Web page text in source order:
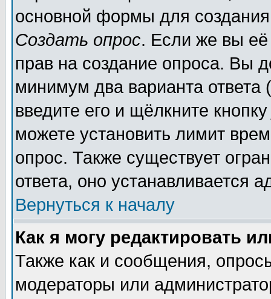
основной формы для
Создать опрос. Если же вы её
прав на создание опроса. Вы
минимум два варианта ответа
введите его и щёлкните
можете установить лимит
опрос. Также существует
ответа, оно устанавливается
Вернуться к началу
Как я могу редактировать
Также как и сообщения,
модераторы или